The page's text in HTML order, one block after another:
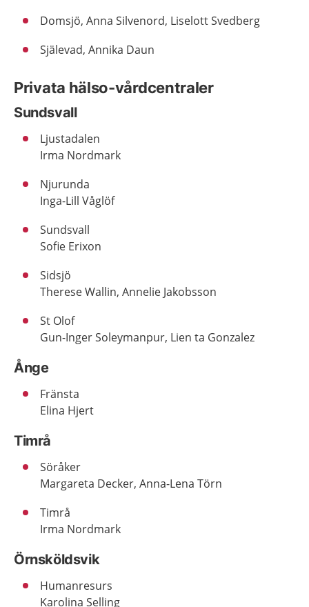
Domsjö, Anna Silvenord, Liselott Svedberg
Själevad, Annika Daun
Privata hälso-vårdcentraler
Sundsvall
Ljustadalen
Irma Nordmark
Njurunda
Inga-Lill Våglöf
Sundsvall
Sofie Erixon
Sidsjö
Therese Wallin, Annelie Jakobsson
St Olof
Gun-Inger Soleymanpur, Lien ta Gonzalez
Ånge
Fränsta
Elina Hjert
Timrå
Söråker
Margareta Decker, Anna-Lena Törn
Timrå
Irma Nordmark
Örnsköldsvik
Humanresurs
Karolina Selling